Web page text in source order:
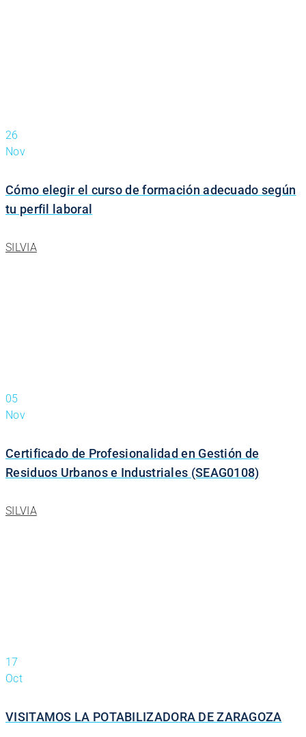
26
Nov
Cómo elegir el curso de formación adecuado según
tu perfil laboral
SILVIA
05
Nov
Certificado de Profesionalidad en Gestión de
Residuos Urbanos e Industriales (SEAG0108)
SILVIA
17
Oct
VISITAMOS LA POTABILIZADORA DE ZARAGOZA